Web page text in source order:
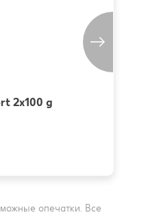
2x100 g
опечатки. Все